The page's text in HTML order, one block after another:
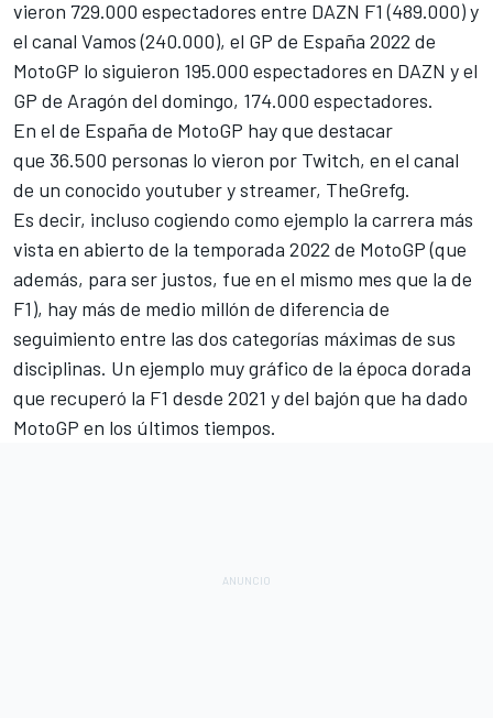
vieron 729.000 espectadores entre DAZN F1 (489.000) y
el canal Vamos (240.000), el GP de España 2022 de
MotoGP lo siguieron 195.000 espectadores en DAZN y el
GP de Aragón del domingo, 174.000 espectadores.
En el de España de MotoGP hay que destacar
que 36.500 personas lo vieron por Twitch, en el canal
de un conocido youtuber y streamer, TheGrefg.
Es decir, incluso cogiendo como ejemplo la carrera más
vista en abierto de la temporada 2022 de MotoGP (que
además, para ser justos, fue en el mismo mes que la de
F1), hay más de medio millón de diferencia de
seguimiento entre las dos categorías máximas de sus
disciplinas. Un ejemplo muy gráfico de la época dorada
que recuperó la F1 desde 2021 y del bajón que ha dado
MotoGP en los últimos tiempos.